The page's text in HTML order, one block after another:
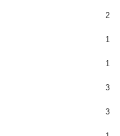
2
1
1
3
3